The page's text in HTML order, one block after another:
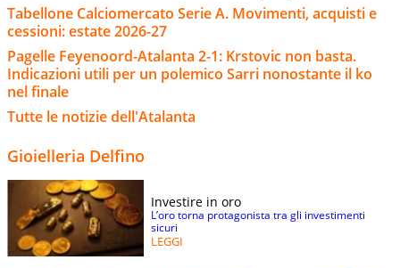
Tabellone Calciomercato Serie A. Movimenti, acquisti e
cessioni: estate 2026-27
Pagelle Feyenoord-Atalanta 2-1: Krstovic non basta.
Indicazioni utili per un polemico Sarri nonostante il ko
nel finale
Tutte le notizie dell'Atalanta
Gioielleria Delfino
Investire in oro
L’oro torna protagonista tra gli investimenti
sicuri
LEGGI